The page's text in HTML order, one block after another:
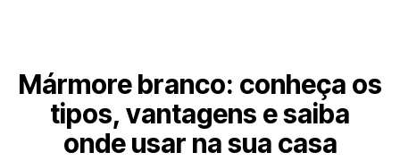
Mármore branco: conheça os
tipos, vantagens e saiba
onde usar na sua casa